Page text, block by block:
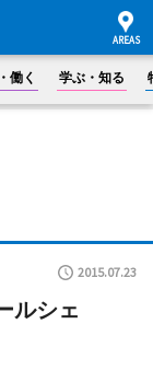
働く 学ぶ・知る
2015.07.23
ルシェ